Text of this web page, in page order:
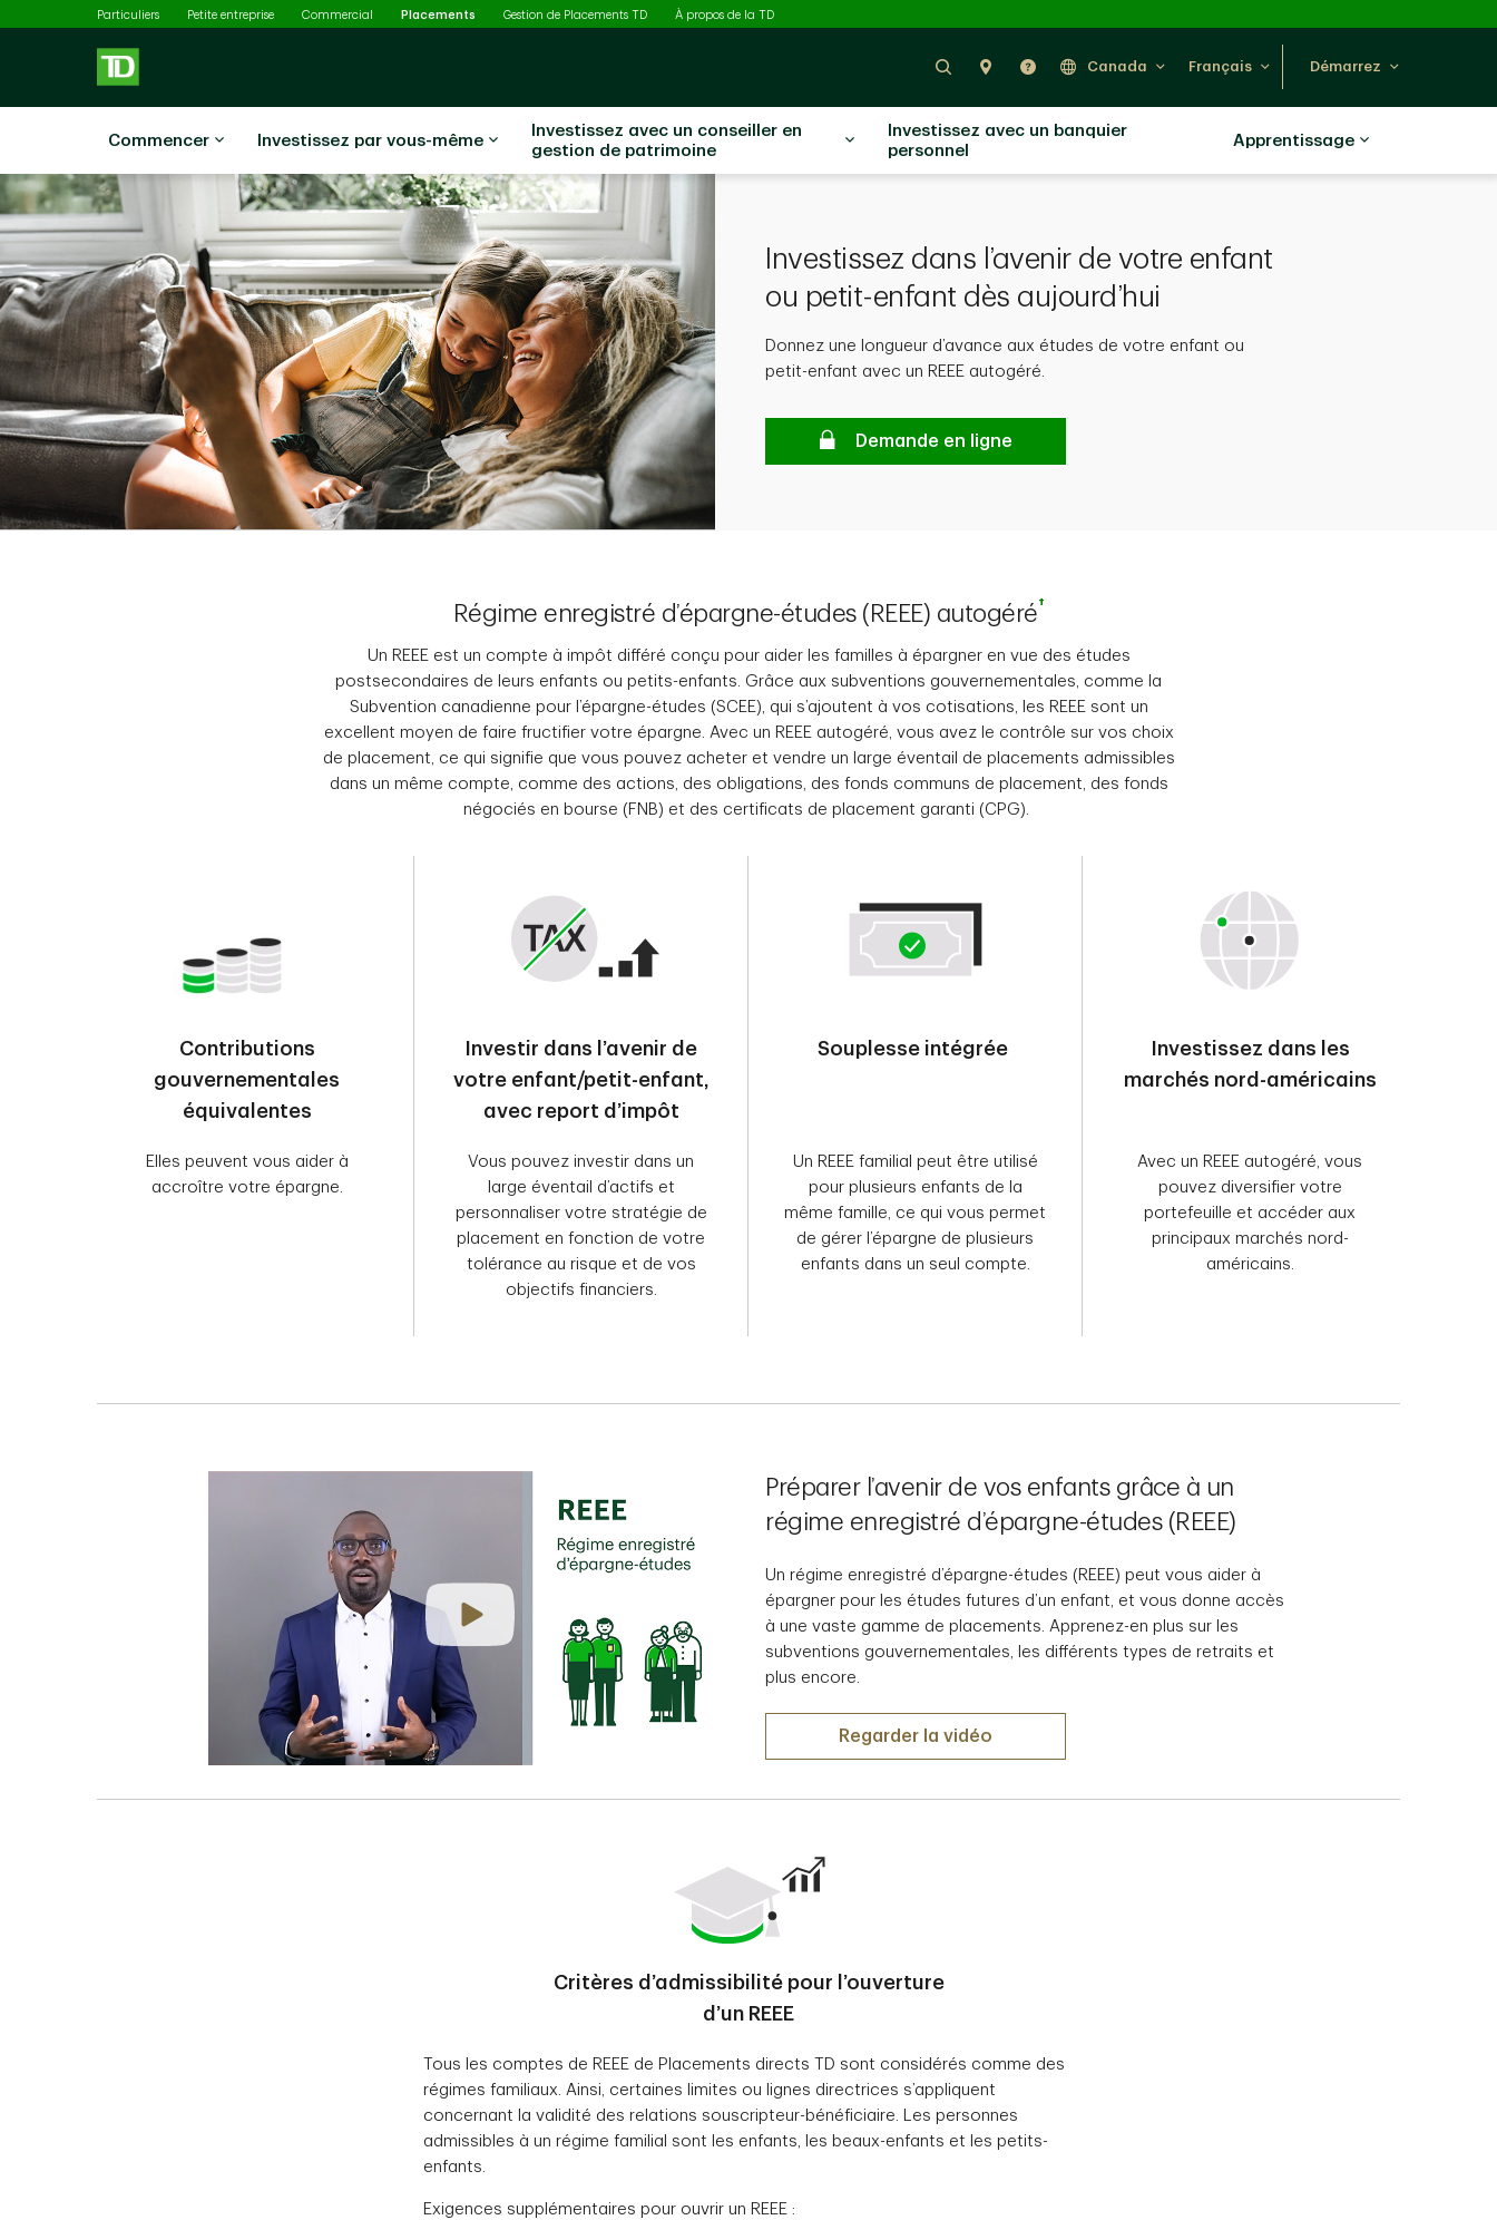
Passer au contenu principal
Particuliers Petite entreprise Commercial Placements Sélectionné
Gestion de Placements TD À propos de la TD
RechercherNous trouver
Aide Canada Français Démarrez
Commencer Investissez par vous-même
Investissez avec un conseiller en
gestion de patrimoine
Investissez avec un banquier
personnel
Apprentissage
Investissez dans l’avenir de votre enfant
ou petit-enfant dès aujourd’hui
Donnez une longueur d’avance aux études de votre enfant ou
petit-enfant avec un REEE autogéré.
Demande en ligne
Régime enregistré d’épargne-études (REEE) autogéré†
Un REEE est un compte à impôt différé conçu pour aider les familles à épargner en vue des études
postsecondaires de leurs enfants ou petits-enfants. Grâce aux subventions gouvernementales, comme la
Subvention canadienne pour l’épargne-études (SCEE), qui s’ajoutent à vos cotisations, les REEE sont un
excellent moyen de faire fructifier votre épargne. Avec un REEE autogéré, vous avez le contrôle sur vos choix
de placement, ce qui signifie que vous pouvez acheter et vendre un large éventail de placements admissibles
dans un même compte, comme des actions, des obligations, des fonds communs de placement, des fonds
négociés en bourse (FNB) et des certificats de placement garanti (CPG).
Contributions
gouvernementales
équivalentes
Elles peuvent vous aider à
accroître votre épargne.
Investir dans l’avenir de
votre enfant/petit-enfant,
avec report d’impôt
Vous pouvez investir dans un
large éventail d’actifs et
personnaliser votre stratégie de
placement en fonction de votre
tolérance au risque et de vos
objectifs financiers.
Souplesse intégrée
Un REEE familial peut être utilisé
pour plusieurs enfants de la
même famille, ce qui vous permet
de gérer l’épargne de plusieurs
enfants dans un seul compte.
Investissez dans les
marchés nord-américains
Avec un REEE autogéré, vous
pouvez diversifier votre
portefeuille et accéder aux
principaux marchés nord-
américains.
Préparer l’avenir de vos enfants grâce à un
régime enregistré d’épargne-études (REEE)
Un régime enregistré d’épargne-études (REEE) peut vous aider à
épargner pour les études futures d’un enfant, et vous donne accès
à une vaste gamme de placements. Apprenez-en plus sur les
subventions gouvernementales, les différents types de retraits et
plus encore.
Regarder la vidéo
Critères d’admissibilité pour l’ouverture
d’un REEE
Tous les comptes de REEE de Placements directs TD sont considérés comme des
régimes familiaux. Ainsi, certaines limites ou lignes directrices s’appliquent
concernant la validité des relations souscripteur-bénéficiaire. Les personnes
admissibles à un régime familial sont les enfants, les beaux-enfants et les petits-
enfants.
Exigences supplémentaires pour ouvrir un REEE :